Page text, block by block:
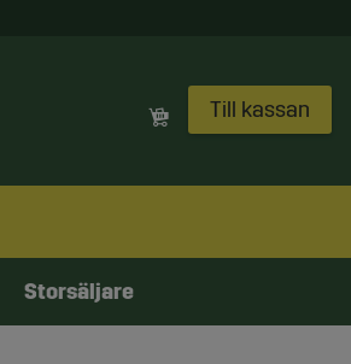
Till kassan
Storsäljare